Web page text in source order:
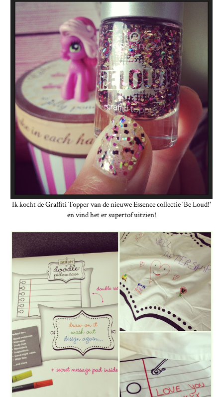
Ik kocht de Graffiti Topper van de nieuwe Essence collectie 'Be Loud!'
en vind het er supertof uitzien!